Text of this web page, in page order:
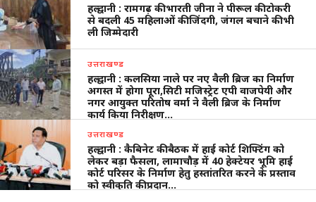
हल्द्वानी : रामगढ़ की भारती जीना ने पीरूल की टोकरी
से बदली 45 महिलाओं की जिंदगी, जंगल बचाने की भी
ली जिम्मेदारी
उत्तराखण्ड
हल्द्वानी : कलसिया नाले पर नए वैली ब्रिज का निर्माण
अगस्त में होगा पूरा,सिटी मजिस्ट्रेट एपी वाजपेयी और
नगर आयुक्त परितोष वर्मा ने वैली ब्रिज के निर्माण
कार्य किया निरीक्षण…
उत्तराखण्ड
हल्द्वानी : कैबिनेट की बैठक में हाई कोर्ट शिफ्टिंग को
लेकर बड़ा फैसला, लामाचौड़ में 40 हेक्टेयर भूमि हाई
कोर्ट परिसर के निर्माण हेतु हस्तांतरित करने के प्रस्ताव
को स्वीकृति की प्रदान…